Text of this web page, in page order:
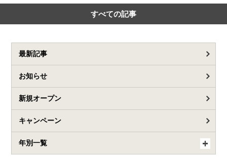
すべての記事
最新記事
お知らせ
新規オープン
キャンペーン
年別一覧